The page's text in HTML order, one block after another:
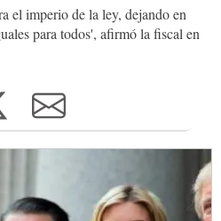
el imperio de la ley, dejando en
para todos', afirmó la fiscal en